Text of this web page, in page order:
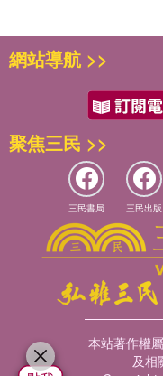
網站導航 >>
聚焦三民 >>
三民書局 三民出版
本站著作權
及相